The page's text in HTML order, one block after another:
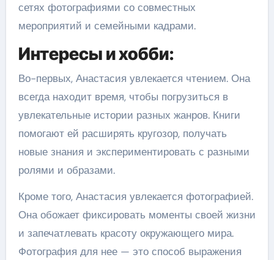
сетях фотографиями со совместных
мероприятий и семейными кадрами.
Интересы и хобби:
Во-первых, Анастасия увлекается чтением. Она
всегда находит время, чтобы погрузиться в
увлекательные истории разных жанров. Книги
помогают ей расширять кругозор, получать
новые знания и экспериментировать с разными
ролями и образами.
Кроме того, Анастасия увлекается фотографией.
Она обожает фиксировать моменты своей жизни
и запечатлевать красоту окружающего мира.
Фотография для нее — это способ выражения